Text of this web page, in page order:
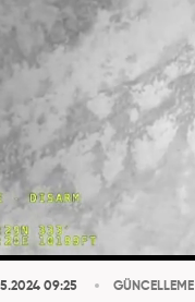
09:25 GÜNCELLEME